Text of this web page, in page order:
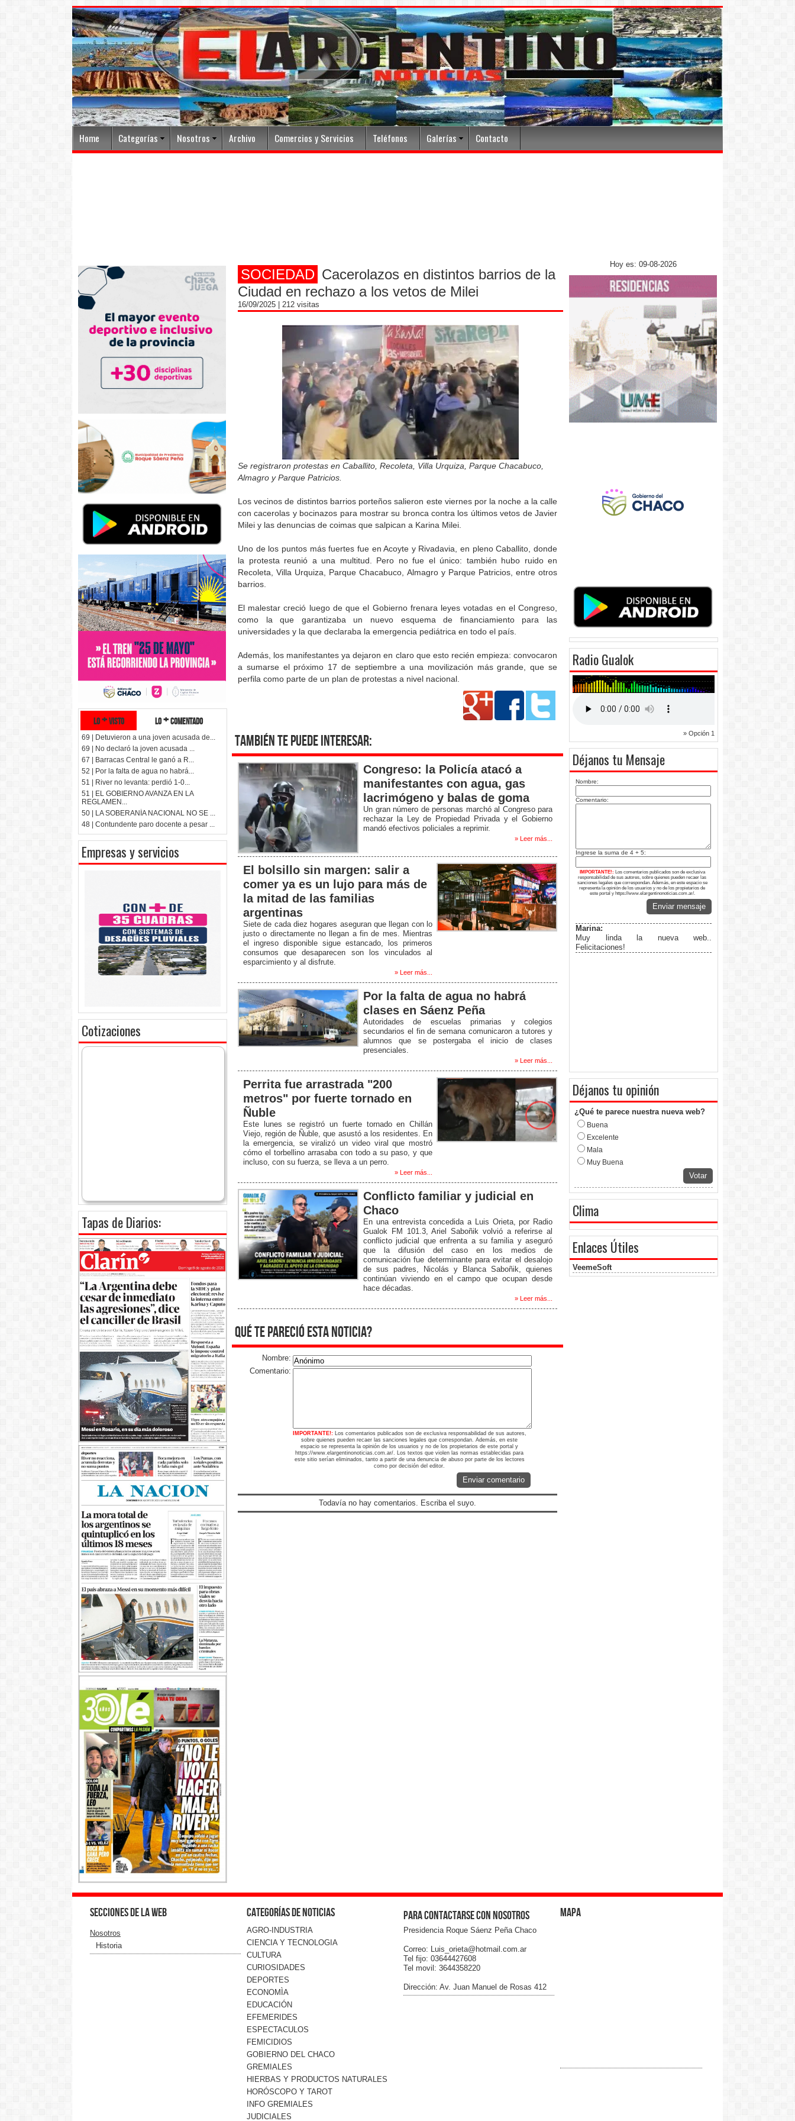
Home Categorías Nosotros Archivo Comercios y Servicios Teléfonos Galerías Contacto
Hoy es: 09-08-2026
lo + visto lo + comentado
69 | Detuvieron a una joven acusada de...
69 | No declaró la joven acusada ...
67 | Barracas Central le ganó a R...
52 | Por la falta de agua no habrá...
51 | River no levanta: perdió 1-0...
51 | EL GOBIERNO AVANZA EN LA
REGLAMEN...
50 | LA SOBERANÍA NACIONAL NO SE ...
48 | Contundente paro docente a pesar ...
Empresas y servicios
Cotizaciones
Tapas de Diarios:
SOCIEDAD Cacerolazos en distintos barrios de la
Ciudad en rechazo a los vetos de Milei
16/09/2025 | 212 visitas
Se registraron protestas en Caballito, Recoleta, Villa Urquiza, Parque Chacabuco,
Almagro y Parque Patricios.
Los vecinos de distintos barrios porteños salieron este viernes por la noche a la calle
con cacerolas y bocinazos para mostrar su bronca contra los últimos vetos de Javier
Milei y las denuncias de coimas que salpican a Karina Milei.
Uno de los puntos más fuertes fue en Acoyte y Rivadavia, en pleno Caballito, donde
la protesta reunió a una multitud. Pero no fue el único: también hubo ruido en
Recoleta, Villa Urquiza, Parque Chacabuco, Almagro y Parque Patricios, entre otros
barrios.
El malestar creció luego de que el Gobierno frenara leyes votadas en el Congreso,
como la que garantizaba un nuevo esquema de financiamiento para las
universidades y la que declaraba la emergencia pediátrica en todo el país.
Además, los manifestantes ya dejaron en claro que esto recién empieza: convocaron
a sumarse el próximo 17 de septiembre a una movilización más grande, que se
perfila como parte de un plan de protestas a nivel nacional.
También te puede interesar:
Congreso: la Policía atacó a
manifestantes con agua, gas
lacrimógeno y balas de goma
Un gran número de personas marchó al Congreso para
rechazar la Ley de Propiedad Privada y el Gobierno
mandó efectivos policiales a reprimir.
» Leer más...
El bolsillo sin margen: salir a
comer ya es un lujo para más de
la mitad de las familias
argentinas
Siete de cada diez hogares aseguran que llegan con lo
justo o directamente no llegan a fin de mes. Mientras
el ingreso disponible sigue estancado, los primeros
consumos que desaparecen son los vinculados al
esparcimiento y al disfrute.
» Leer más...
Por la falta de agua no habrá
clases en Sáenz Peña
Autoridades de escuelas primarias y colegios
secundarios el fin de semana comunicaron a tutores y
alumnos que se postergaba el inicio de clases
presenciales.
» Leer más...
Perrita fue arrastrada "200
metros" por fuerte tornado en
Ñuble
Este lunes se registró un fuerte tornado en Chillán
Viejo, región de Ñuble, que asustó a los residentes. En
la emergencia, se viralizó un video viral que mostró
cómo el torbellino arrasaba con todo a su paso, y que
incluso, con su fuerza, se lleva a un perro.
» Leer más...
Conflicto familiar y judicial en
Chaco
En una entrevista concedida a Luis Orieta, por Radio
Gualok FM 101.3, Ariel Saboñik volvió a referirse al
conflicto judicial que enfrenta a su familia y aseguró
que la difusión del caso en los medios de
comunicación fue determinante para evitar el desalojo
de sus padres, Nicolás y Blanca Saboñik, quienes
continúan viviendo en el campo que ocupan desde
hace décadas.
» Leer más...
qué te pareció esta noticia?
Nombre:
Comentario:
IMPORTANTE!:
Los comentarios publicados son de exclusiva responsabilidad de sus autores,
sobre quienes pueden recaer las sanciones legales que correspondan. Además, en este
espacio se representa la opinión de los usuarios y no de los propietarios de este portal y
https://www.elargentinonoticias.com.ar/. Los textos que violen las normas establecidas para
este sitio serían eliminados, tanto a partir de una denuncia de abuso por parte de los lectores
como por decisión del editor.
Enviar comentario
Todavía no hay comentarios. Escriba el suyo.
Radio Gualok
» Opción 1
Déjanos tu Mensaje
Nombre:
Comentario:
Ingrese la suma de 4 + 5:
IMPORTANTE!: Los comentarios publicados son de exclusiva
responsabilidad de sus autores, sobre quienes pueden recaer las
sanciones legales que correspondan. Además, en este espacio se
representa la opinión de los usuarios y no de los propietarios de
este portal y https://www.elargentinonoticias.com.ar/.
Enviar mensaje
Marina:
Muy linda la nueva web..
Felicitaciones!
Déjanos tu opinión
¿Qué te parece nuestra nueva web?
Buena
Excelente
Mala
Muy Buena
Votar
Clima
Enlaces Útiles
VeemeSoft
Secciones de la web
Nosotros
Historia
Categorías de noticias
AGRO-INDUSTRIA
CIENCIA Y TECNOLOGIA
CULTURA
CURIOSIDADES
DEPORTES
ECONOMÌA
EDUCACIÓN
EFEMERIDES
ESPECTACULOS
FEMICIDIOS
GOBIERNO DEL CHACO
GREMIALES
HIERBAS Y PRODUCTOS NATURALES
HORÓSCOPO Y TAROT
INFO GREMIALES
JUDICIALES
Para contactarse con nosotros
Presidencia Roque Sáenz Peña Chaco
Correo: Luis_orieta@hotmail.com.ar
Tel fijo: 03644427608
Tel movil: 3644358220
Dirección: Av. Juan Manuel de Rosas 412
Mapa